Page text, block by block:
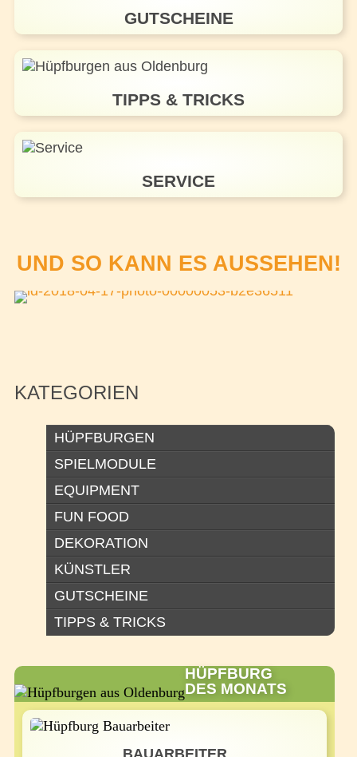
KATEGORIEN
HÜPFBURGEN
SPIELMODULE
EQUIPMENT
FUN FOOD
DEKORATION
KÜNSTLER
GUTSCHEINE
TIPPS & TRICKS
HÜPFBURG
DES MONATS
BAUARBEITER
GUTSCHEINE
TIPPS & TRICKS
SERVICE
UND SO KANN ES AUSSEHEN!